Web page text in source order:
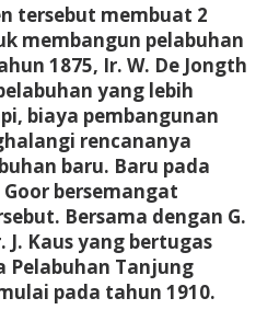
tersebut membuat 2
membangun pelabuhan
1875, Ir. W. De Jongth
yang lebih
biaya pembangunan
rencananya
baru. Baru pada
Goor bersemangat
Bersama dengan G.
J. Kaus yang bertugas
Pelabuhan Tanjung
pada tahun 1910.